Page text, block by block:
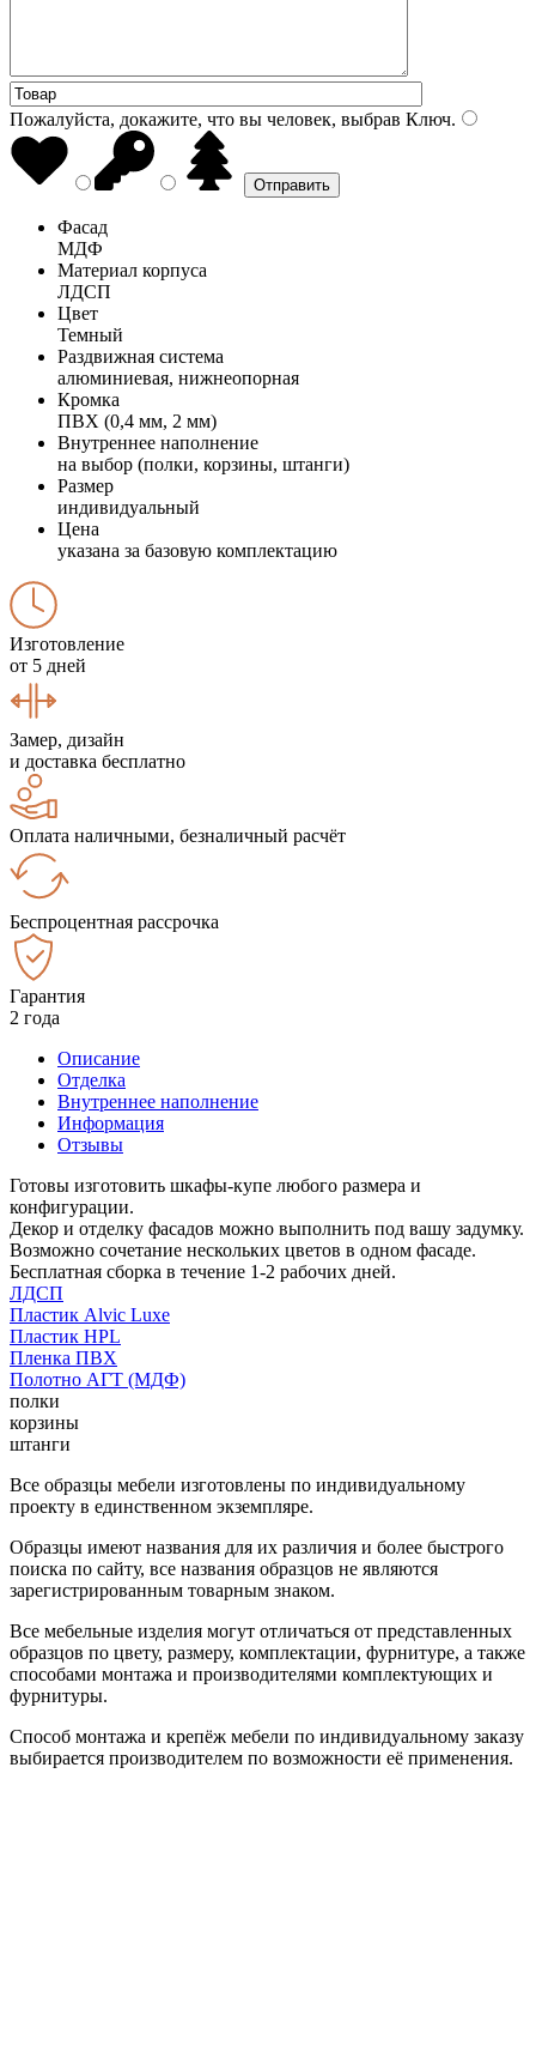
Пожалуйста, докажите, что вы человек, выбрав Ключ.
Фасад
МДФ
Материал корпуса
ЛДСП
Цвет
Темный
Раздвижная система
алюминиевая, нижнеопорная
Кромка
ПВХ (0,4 мм, 2 мм)
Внутреннее наполнение
на выбор (полки, корзины, штанги)
Размер
индивидуальный
Цена
указана за базовую комплектацию
Изготовление
от 5 дней
Замер, дизайн
и доставка бесплатно
Оплата наличными, безналичный расчёт
Беспроцентная рассрочка
Гарантия
2 года
Описание
Отделка
Внутреннее наполнение
Информация
Отзывы
Готовы изготовить шкафы-купе любого размера и
конфигурации.
Декор и отделку фасадов можно выполнить под вашу задумку.
Возможно сочетание нескольких цветов в одном фасаде.
Бесплатная сборка в течение 1-2 рабочих дней.
ЛДСП
Пластик Alvic Luxe
Пластик HPL
Пленка ПВХ
Полотно АГТ (МДФ)
полки
корзины
штанги
Все образцы мебели изготовлены по индивидуальному
проекту в единственном экземпляре.
Образцы имеют названия для их различия и более быстрого
поиска по сайту, все названия образцов не являются
зарегистрированным товарным знаком.
Все мебельные изделия могут отличаться от представленных
образцов по цвету, размеру, комплектации, фурнитуре, а также
способами монтажа и производителями комплектующих и
фурнитуры.
Способ монтажа и крепёж мебели по индивидуальному заказу
выбирается производителем по возможности её применения.